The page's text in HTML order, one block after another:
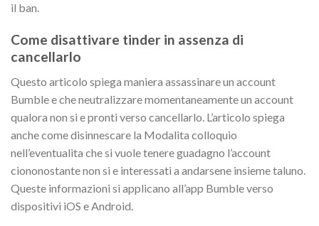
il ban.
Come disattivare tinder in assenza di
cancellarlo
Questo articolo spiega maniera assassinare un account
Bumble e che neutralizzare momentaneamente un account
qualora non si e pronti verso cancellarlo. L’articolo spiega
anche come disinnescare la Modalita colloquio
nell’eventualita che si vuole tenere guadagno l’account
ciononostante non si e interessati a andarsene insieme taluno.
Queste informazioni si applicano all’app Bumble verso
dispositivi iOS e Android.